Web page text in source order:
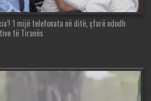
1 mijë telefonata në ditë, çfarë ndodh
të Tiranës